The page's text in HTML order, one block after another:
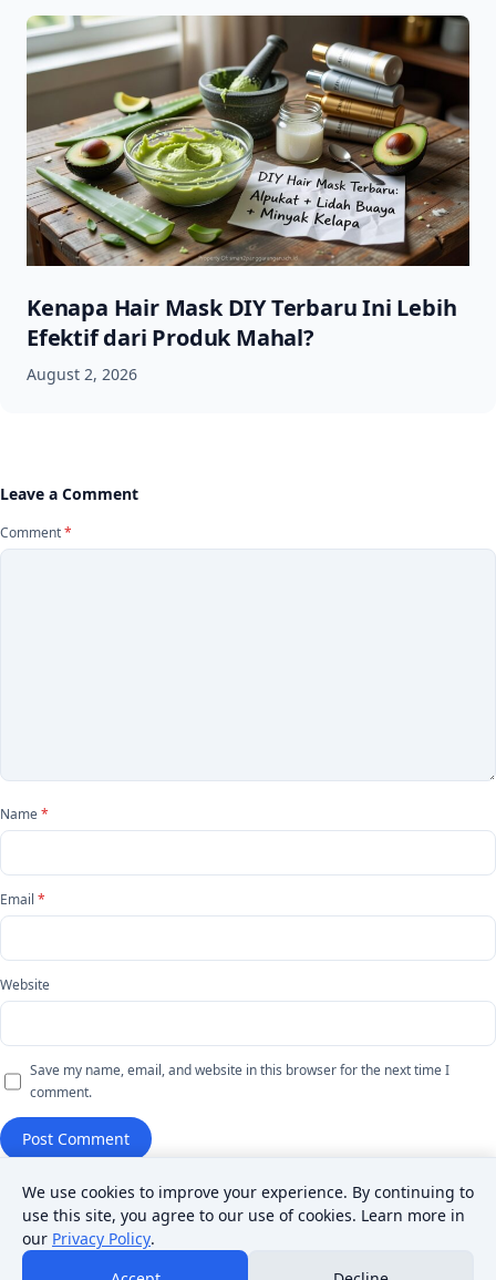
Kenapa Hair Mask DIY Terbaru Ini Lebih
Efektif dari Produk Mahal?
August 2, 2026
Leave a Comment
Comment*
Name*
Email *
Website
Save my name, email, and website in this browser for the next time I
comment.
© 2026 SMAN 2 Panggarangan.
We use cookies to improve your experience. By continuing to
use this site, you agree to our use of cookies. Learn more in
our Privacy Policy.